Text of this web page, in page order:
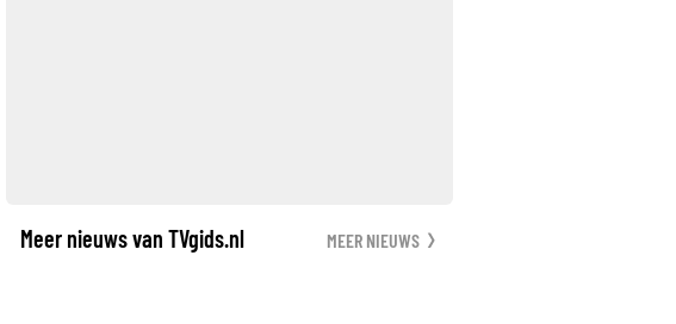
Meer nieuws van TVgids.nl MEER NIEUWS